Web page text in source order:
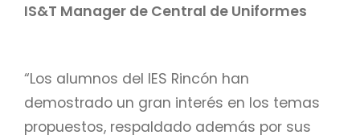
IS&T Manager de Central de Uniformes
“Los alumnos del IES Rincón han
demostrado un gran interés en los temas
propuestos, respaldado además por sus